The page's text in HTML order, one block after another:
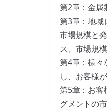
第2章：金属
第3章：地域
市場規模と
ス、市場規
第4章：様々
し、お客様
第5章：お客
グメントの